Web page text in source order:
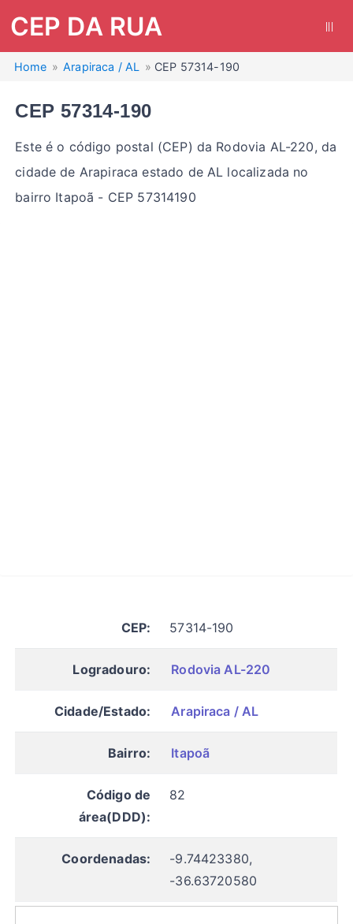
CEP DA RUA
Home Arapiraca / AL CEP 57314-190
CEP 57314-190
Este é o código postal (CEP) da Rodovia AL-220, da
cidade de Arapiraca estado de AL localizada no
bairro Itapoã - CEP 57314190
CEP: 57314-190
Logradouro: Rodovia AL-220
Cidade/Estado: Arapiraca / AL
Bairro: Itapoã
Código de
área(DDD):
82
Coordenadas:
-9.74423380,
-36.63720580